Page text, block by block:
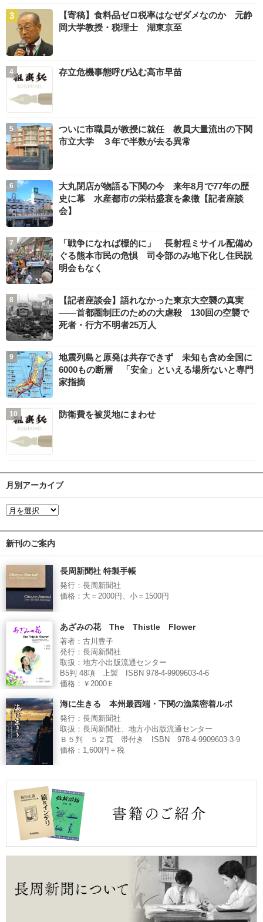
【寄稿】食料品ゼロ税率はなぜダメなのか 元静
岡大学教授・税理士 湖東京至
存立危機事態呼び込む高市早苗
ついに市職員が教授に就任 教員大量流出の下関
市立大学 ３年で半数が去る異常
大丸閉店が物語る下関の今 来年8月で77年の歴
史に幕 水産都市の栄枯盛衰を象徴【記者座談
会】
「戦争になれば標的に」 長射程ミサイル配備め
ぐる熊本市民の危惧 司令部のみ地下化し住民説
明会もなく
【記者座談会】語れなかった東京大空襲の真実
――首都圏制圧のための大虐殺 130回の空襲で
死者・行方不明者25万人
地震列島と原発は共存できず 未知も含め全国に
6000もの断層 「安全」といえる場所ないと専門
家指摘
防衛費を被災地にまわせ
月別アーカイブ
新刊のご案内
長周新聞社 特製手帳
発行：長周新聞社
価格：大＝2000円、小＝1500円
あざみの花 The Thistle Flower
著者：古川豊子
発行：長周新聞社
取扱：地方小出版流通センター
B5判 48項 上製 ISBN 978-4-9909603-4-6
価格：￥2000Ｅ
海に生きる 本州最西端・下関の漁業密着ルポ
発行：長周新聞社
取扱：長周新聞社、地方小出版流通センター
Ｂ５判 ５２頁 帯付き ISBN 978-4-9909603-3-9
価格：1,600円＋税